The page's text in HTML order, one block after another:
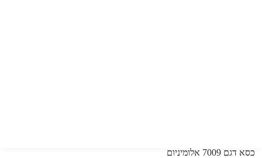
כסא דגם 7009 אלומיניום